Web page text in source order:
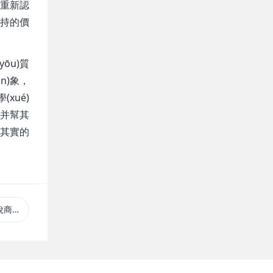
新認
持的價
質
象，
(xué)
幫其
實的
店